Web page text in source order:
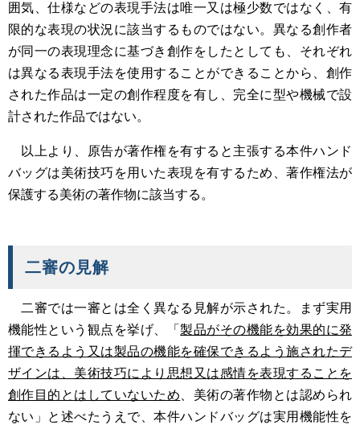
囲気、仕様などの表現手法は唯一又は極少数ではなく、有
限的な表現の状況に該当するものではない。異なる創作者
が同一の表現理念に基づき創作をしたとしても、それぞれ
は異なる表現手法を使用することができることから、創作
された作品は一定の創作程度を有し、完全に型や機械で設
計された作品ではない。
以上より、原告が著作権を有すると主張する本件ハンド
バッグは美術技巧を用いた表現を有するため、著作権法が
保護する美術の著作物に該当する。
二審の見解
二審では一審とは全く異なる見解が示された。まず実用
機能性という観点を挙げ、「製品がその機能を効果的に発
揮できるよう又は製品の機能を確保できるよう施されたデ
ザインは、美術技巧により思想又は感情を表現することを
創作目的とはしていないため 、美術の著作物とは認められ
ない」と述べたうえで、本件ハンドバッグは実用機能性を